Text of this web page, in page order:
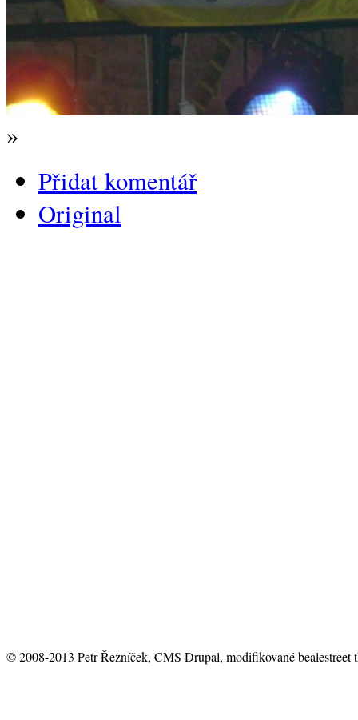
»
Přidat komentář
Original
© 2008-2013 Petr Řezníček, CMS Drupal, modifikované bealestreet